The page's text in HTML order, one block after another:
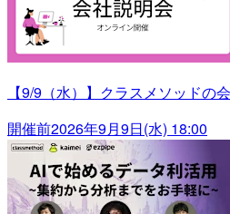
【9/9（水）】クラスメソッドの
開催前2026年9月9日(水) 18:00